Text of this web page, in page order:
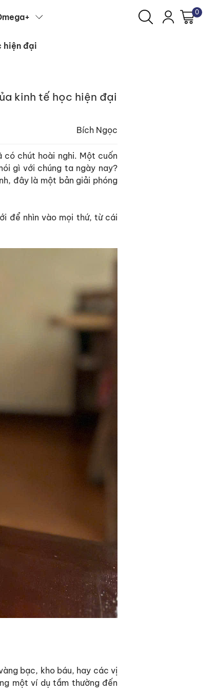
0
hiện đại
kinh tế học hiện đại
Bích Ngọc
có chút hoài nghi. Một cuốn
gì với chúng ta ngày nay?
đây là một bản giải phóng
để nhìn vào mọi thứ, từ cái
bạc, kho báu, hay các vị
một ví dụ tầm thường đến